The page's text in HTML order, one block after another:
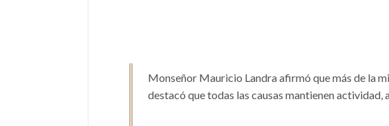
Monseñor Mauricio Landra afirmó que más de la
destacó que todas las causas mantienen